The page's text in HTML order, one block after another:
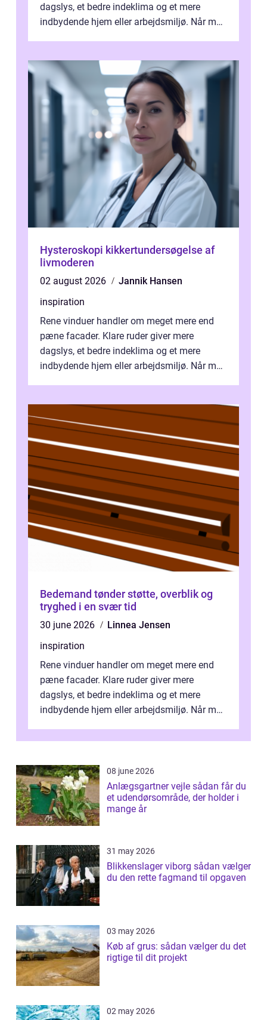
dagslys, et bedre indeklima og et mere
indbydende hjem eller arbejdsmiljø. Når man
Hysteroskopi kikkertundersøgelse af
livmoderen
02 august 2026
Jannik Hansen
inspiration
Rene vinduer handler om meget mere end
pæne facader. Klare ruder giver mere
dagslys, et bedre indeklima og et mere
indbydende hjem eller arbejdsmiljø. Når man
Bedemand tønder støtte, overblik og
tryghed i en svær tid
30 june 2026
Linnea Jensen
inspiration
Rene vinduer handler om meget mere end
pæne facader. Klare ruder giver mere
dagslys, et bedre indeklima og et mere
indbydende hjem eller arbejdsmiljø. Når man
08 june 2026
Anlægsgartner vejle sådan får du
et udendørsområde, der holder i
mange år
31 may 2026
Blikkenslager viborg sådan vælger
du den rette fagmand til opgaven
03 may 2026
Køb af grus: sådan vælger du det
rigtige til dit projekt
02 may 2026